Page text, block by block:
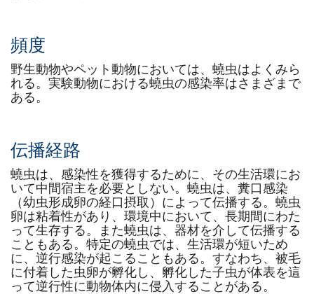
頻度
野生動物やペット動物においては、蟯虫はよくみら
れる。実験動物における蟯虫の感染率はさまざまで
ある。
伝播経路
蟯虫は、感染性を獲得するために、その生活環にお
いて中間宿主を必要としない。蟯虫は、糞口感染
（幼虫形成卵の経口摂取）によって伝播する。蟯虫
卵は粘着性があり、環境中において、長期間にわた
って生存する。また蟯虫は、器材を介して伝播する
こともある。特定の蟯虫では、生活環が短いため
に、逆行感染が起こることもある。すなわち、被毛
に付着した虫卵が孵化し、孵化した子虫が体表を這
って逆行性に動物体内に侵入することがある。